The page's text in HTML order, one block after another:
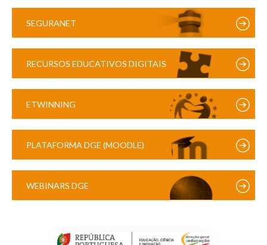
SEGURANET
RECURSOS EDUCATIVOS DIGITAIS
ETWINNING
PLATAFORMA DGE (MOODLE)
WEBINARS DGE